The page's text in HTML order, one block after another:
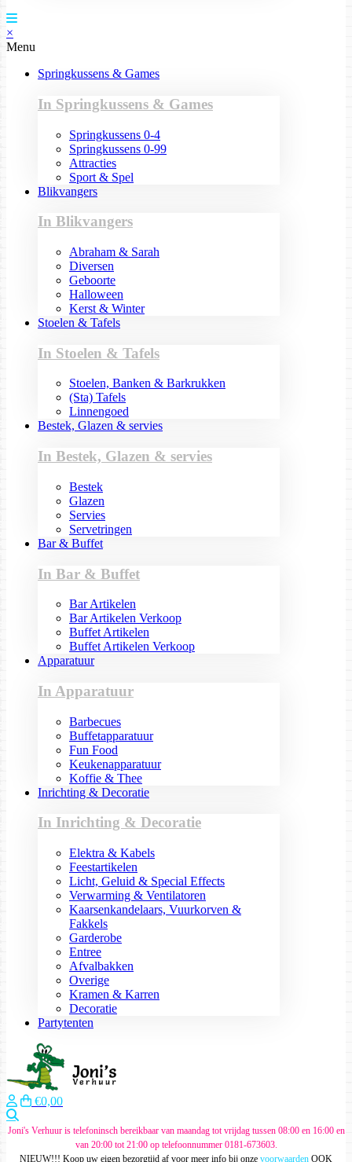
×
Menu
Springkussens & Games
In Springkussens & Games
Springkussens 0-4
Springkussens 0-99
Attracties
Sport & Spel
Blikvangers
In Blikvangers
Abraham & Sarah
Diversen
Geboorte
Halloween
Kerst & Winter
Stoelen & Tafels
In Stoelen & Tafels
Stoelen, Banken & Barkrukken
(Sta) Tafels
Linnengoed
Bestek, Glazen & servies
In Bestek, Glazen & servies
Bestek
Glazen
Servies
Servetringen
Bar & Buffet
In Bar & Buffet
Bar Artikelen
Bar Artikelen Verkoop
Buffet Artikelen
Buffet Artikelen Verkoop
Apparatuur
In Apparatuur
Barbecues
Buffetapparatuur
Fun Food
Keukenapparatuur
Koffie & Thee
Inrichting & Decoratie
In Inrichting & Decoratie
Elektra & Kabels
Feestartikelen
Licht, Geluid & Special Effects
Verwarming & Ventilatoren
Kaarsenkandelaars, Vuurkorven &
Fakkels
Garderobe
Entree
Afvalbakken
Overige
Kramen & Karren
Decoratie
Partytenten
€0,00
Joni's Verhuur is telefoninsch bereikbaar van maandag tot vrijdag tussen 08:00 en 16:00 en
van 20:00 tot 21:00 op telefoonnummer 0181-673603.
NIEUW!!! Koop uw eigen bezorgtijd af voor meer info bij onze voorwaarden OOK